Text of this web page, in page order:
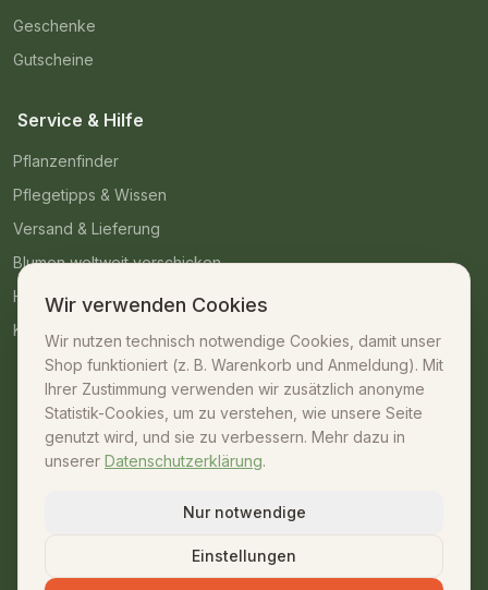
Geschenke
Gutscheine
Service & Hilfe
Pflanzenfinder
Pflegetipps & Wissen
Versand & Lieferung
Blumen weltweit verschicken
Häufige Fragen
Kontakt
Kontakt
07042 – 23009
shop@unsere-gaertnerei.de
Wir verwenden Cookies
Wir nutzen technisch notwendige Cookies, damit unser
Shop funktioniert (z. B. Warenkorb und Anmeldung). Mit
Ihrer Zustimmung verwenden wir zusätzlich anonyme
Statistik-Cookies, um zu verstehen, wie unsere Seite
genutzt wird, und sie zu verbessern. Mehr dazu in
unserer Datenschutzerklärung.
Nur notwendige
Einstellungen